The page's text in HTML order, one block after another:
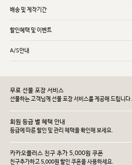
배송 및 제작기간
할인혜택 및 이벤트
A/S안내
무료 선물 포장 서비스
선물하는 고객님께 선물 포장 서비스를 제공해 드립니다.
회원 등급 별 혜택 안내
등급에 따른 할인 및 관리 헤택을 확인해 보세요.
카카오플러스 친구 추가 5,000원 쿠폰
친구추가하고 5,000원 할인 쿠폰을 사용하세요.